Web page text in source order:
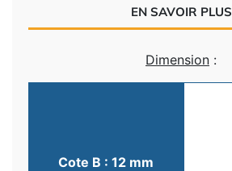
EN SAVOIR PLUS
Dimension :
Cote B : 12 mm